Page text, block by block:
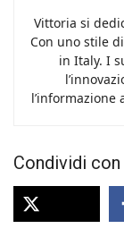
Vittoria si
Con uno stile
in Italy. I
l’informazione
Condividi